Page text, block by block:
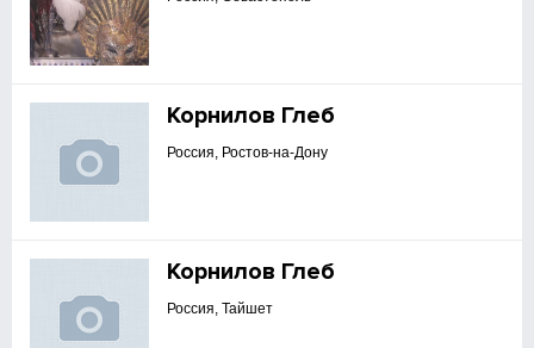
Корнилов Глеб
Россия, Ростов-на-Дону
Корнилов Глеб
Россия, Тайшет